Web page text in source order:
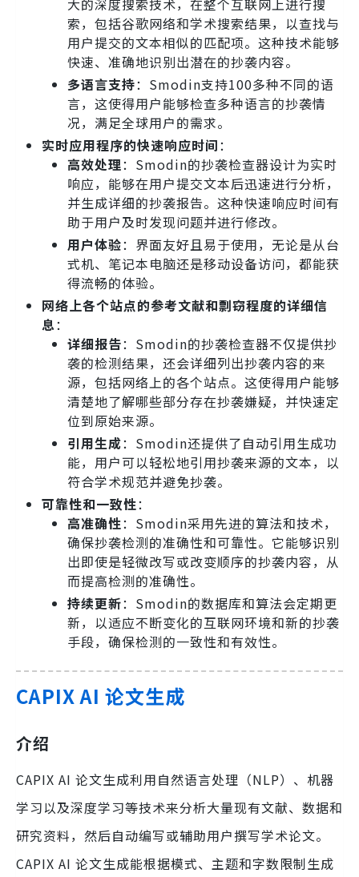
大的深度搜索技术，在整个互联网上进行搜
索，包括谷歌网络和学术搜索结果，以查找与
用户提交的文本相似的匹配项。这种技术能够
快速、准确地识别出潜在的抄袭内容。
多语言支持：Smodin支持100多种不同的语
言，这使得用户能够检查多种语言的抄袭情
况，满足全球用户的需求。
实时应用程序的快速响应时间：
高效处理：Smodin的抄袭检查器设计为实时
响应，能够在用户提交文本后迅速进行分析，
并生成详细的抄袭报告。这种快速响应时间有
助于用户及时发现问题并进行修改。
用户体验：界面友好且易于使用，无论是从台
式机、笔记本电脑还是移动设备访问，都能获
得流畅的体验。
网络上各个站点的参考文献和剽窃程度的详细信
息：
详细报告：Smodin的抄袭检查器不仅提供抄
袭的检测结果，还会详细列出抄袭内容的来
源，包括网络上的各个站点。这使得用户能够
清楚地了解哪些部分存在抄袭嫌疑，并快速定
位到原始来源。
引用生成：Smodin还提供了自动引用生成功
能，用户可以轻松地引用抄袭来源的文本，以
符合学术规范并避免抄袭。
可靠性和一致性：
高准确性：Smodin采用先进的算法和技术，
确保抄袭检测的准确性和可靠性。它能够识别
出即使是轻微改写或改变顺序的抄袭内容，从
而提高检测的准确性。
持续更新：Smodin的数据库和算法会定期更
新，以适应不断变化的互联网环境和新的抄袭
手段，确保检测的一致性和有效性。
CAPIX AI 论文生成
介绍
CAPIX AI 论文生成利用自然语言处理（NLP）、机器
学习以及深度学习等技术来分析大量现有文献、数据和
研究资料，然后自动编写或辅助用户撰写学术论文。
CAPIX AI 论文生成能根据模式、主题和字数限制生成